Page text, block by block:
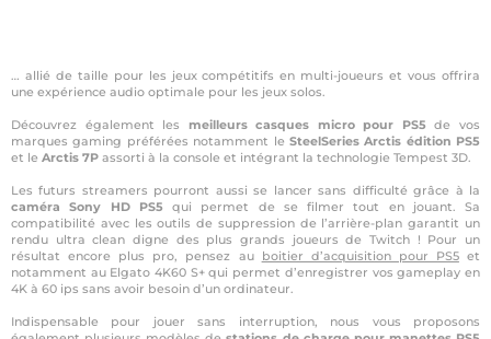
… allié de taille pour les jeux compétitifs en multi-joueurs et vous offrira
une expérience audio optimale pour les jeux solos.
Découvrez également les meilleurs casques micro pour PS5 de vos
marques gaming préférées notamment le SteelSeries Arctis édition PS5
et le Arctis 7P assorti à la console et intégrant la technologie Tempest 3D.
Les futurs streamers pourront aussi se lancer sans difficulté grâce à la
caméra Sony HD PS5 qui permet de se filmer tout en jouant. Sa
compatibilité avec les outils de suppression de l’arrière-plan garantit un
rendu ultra clean digne des plus grands joueurs de Twitch ! Pour un
résultat encore plus pro, pensez au boitier d’acquisition pour PS5et
notamment au Elgato 4K60 S+ qui permet d’enregistrer vos gameplay en
4K à 60 ips sans avoir besoin d’un ordinateur.
Indispensable pour jouer sans interruption, nous vous proposons